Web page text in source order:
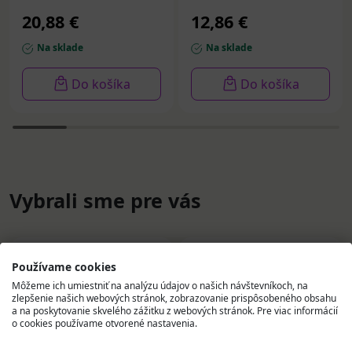
20,88 €
Na sklade
Do košíka
12,86 €
Na sklade
Do košíka
Vybrali sme pre vás
Používame cookies
Môžeme ich umiestniť na analýzu údajov o našich návštevníkoch, na
zlepšenie našich webových stránok, zobrazovanie prispôsobeného obsahu
a na poskytovanie skvelého zážitku z webových stránok. Pre viac informácií
o cookies používame otvorené nastavenia.